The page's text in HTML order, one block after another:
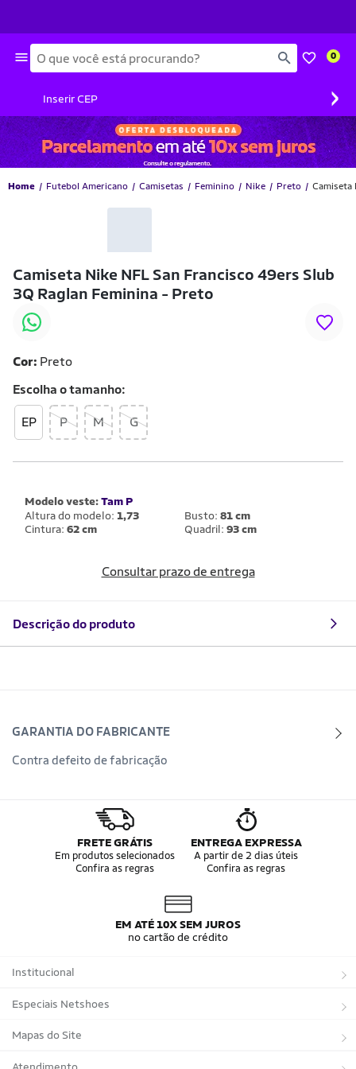
Busca 0
Inserir CEP ›
Home Futebol Americano Camisetas Feminino Nike Preto Camiseta
Camiseta Nike NFL San Francisco 49ers Slub
3Q Raglan Feminina - Preto
-43% OFF
Cor: Preto
Escolha otamanho
EP P M G
Modelo veste:Tam P
Altura do modelo: 1,73 Busto: 81 cm
Cintura: 62 cm Quadril: 93 cm
Consultar prazo de entrega
Descrição do produto
GARANTIA DO FABRICANTE
Contra defeito de fabricação
FRETE GRÁTIS
Em produtos selecionados
Confira as regras
ENTREGA EXPRESSA
A partir de 2 dias úteis
Confira as regras
EM ATÉ 10X SEM JUROS
no cartão de crédito
Institucional
Sobre a Netshoes
Política de Privacidade
Programa de Afiliados
Especiais Netshoes
Suplementos
Corrida
Mapas do Site
Marcas